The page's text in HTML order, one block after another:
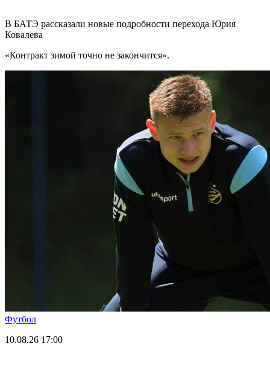
В БАТЭ рассказали новые подробности перехода Юрия
Ковалева
«Контракт зимой точно не закончится».
Футбол
10.08.26 17:00